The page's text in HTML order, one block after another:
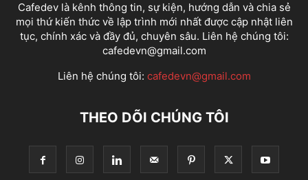
Cafedev là kênh thông tin, sự kiện, hướng dẫn và chia sẻ
mọi thứ kiến thức về lập trình mới nhất được cập nhật liên
tục, chính xác và đầy đủ, chuyên sâu. Liên hệ chúng tôi:
cafedevn@gmail.com
Liên hệ chúng tôi: cafedevn@gmail.com
THEO DÕI CHÚNG TÔI